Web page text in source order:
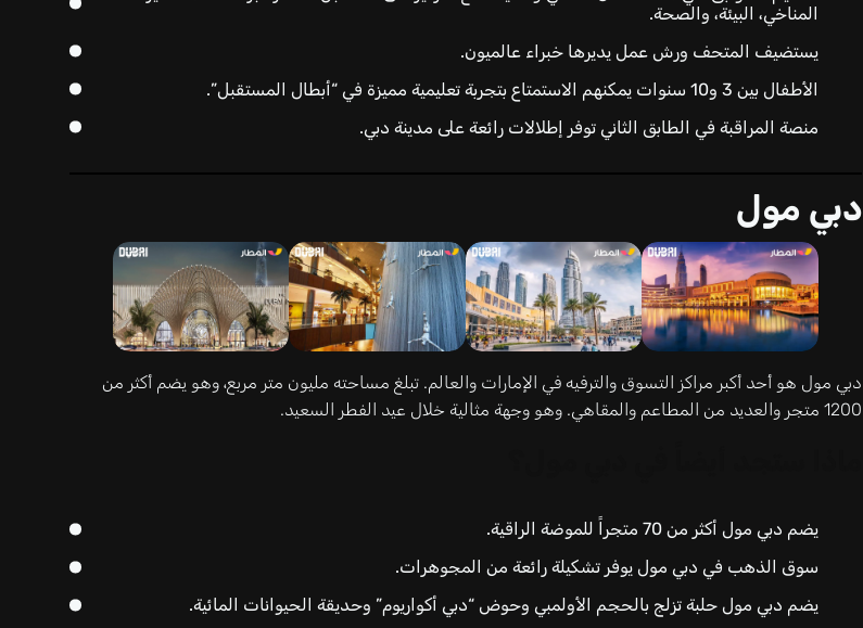
المناخي، البيئة، والصحة.
يستضيف المتحف ورش عمل يديرها خبراء عالميون.
الأطفال بين 3 و10 سنوات يمكنهم الاستمتاع بتجربة تعليمية مميزة في “أبطال المستقبل”.
منصة المراقبة في الطابق الثاني توفر إطلالات رائعة على مدينة دبي.
دبي مول
دبي مول هو أحد أكبر مراكز التسوق والترفيه في الإمارات والعالم. تبلغ مساحته مليون متر مربع، وهو يضم أكثر من
1200 متجر والعديد من المطاعم والمقاهي. وهو وجهة مثالية خلال عيد الفطر السعيد.
يضم دبي مول أكثر من 70 متجراً للموضة الراقية.
سوق الذهب في دبي مول يوفر تشكيلة رائعة من المجوهرات.
يضم دبي مول حلبة تزلج بالحجم الأولمبي وحوض “دبي أكواريوم” وحديقة الحيوانات المائية.